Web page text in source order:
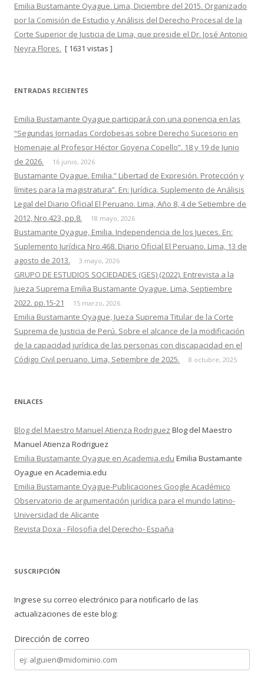
Emilia Bustamante Oyague. Lima, Diciembre del 2015. Organizado
por la Comisión de Estudio y Análisis del Derecho Procesal de la
Corte Superior de Justicia de Lima, que preside el Dr. José Antonio
Neyra Flores. [ 1631 vistas ]
ENTRADAS RECIENTES
Emilia Bustamante Oyague participará con una ponencia en las
“Segundas Jornadas Cordobesas sobre Derecho Sucesorio en
Homenaje al Profesor Héctor Goyena Copello”. 18 y 19 de Junio
de 2026.
16 junio, 2026
Bustamante Oyague. Emilia.” Libertad de Expresión. Protección y
límites para la magistratura”. En: Jurídica. Suplemento de Análisis
Legal del Diario Oficial El Peruano. Lima, Año 8, 4 de Setiembre de
2012, Nro.423, pp.8.
18 mayo, 2026
Bustamante Oyague, Emilia. Independencia de los Jueces. En:
Suplemento Jurídica Nro.468. Diario Oficial El Peruano. Lima, 13 de
agosto de 2013.
3 mayo, 2026
GRUPO DE ESTUDIOS SOCIEDADES (GES) (2022). Entrevista a la
Jueza Suprema Emilia Bustamante Oyague. Lima, Septiembre
2022. pp.15-21
15 marzo, 2026
Emilia Bustamante Oyague, Jueza Suprema Titular de la Corte
Suprema de Justicia de Perú. Sobre el alcance de la modificación
de la capacidad jurídica de las personas con discapacidad en el
Código Civil peruano. Lima, Setiembre de 2025.
8 octubre, 2025
ENLACES
Blog del Maestro Manuel Atienza Rodriguez Blog del Maestro
Manuel Atienza Rodriguez
Emilia Bustamante Oyague en Academia.edu Emilia Bustamante
Oyague en Academia.edu
Emilia Bustamante Oyague-Publicaciones Google Académico
Observatorio de argumentación jurídica para el mundo latino-
Universidad de Alicante
Revista Doxa - Filosofia del Derecho- España
SUSCRIPCIÓN
Ingrese su correo electrónico para notificarlo de las
actualizaciones de este blog:
Dirección de correo
Dirección
de
correo